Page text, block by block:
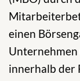
einen
innerhalb der